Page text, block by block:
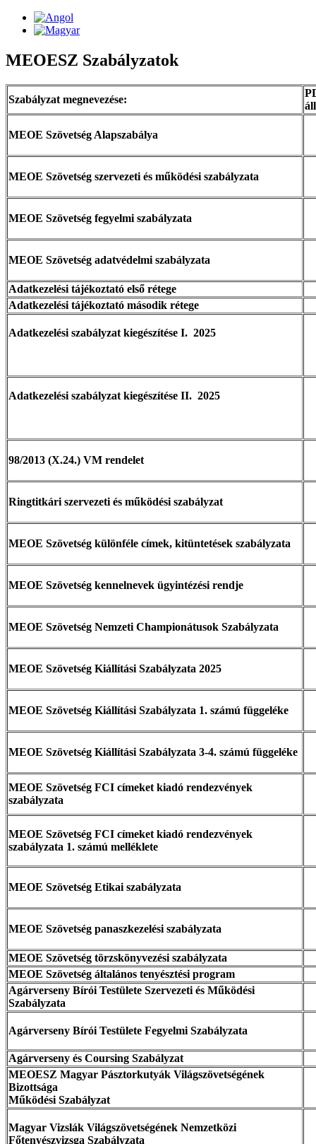
MEOESZ Szabályzatok
Szabályzat megnevezése:
MEOE Szövetség Alapszabálya
MEOE Szövetség szervezeti és működési szabályzata
MEOE Szövetség fegyelmi szabályzata
MEOE Szövetség adatvédelmi szabályzata
Adatkezelési tájékoztató első rétege
Adatkezelési tájékoztató második rétege
Adatkezelési szabályzat kiegészítése I. 2025
Adatkezelési szabályzat kiegészítése II. 2025
98/2013 (X.24.) VM rendelet
Ringtitkári szervezeti és működési szabályzat
MEOE Szövetség különféle címek, kitüntetések szabályzata
MEOE Szövetség kennelnevek ügyintézési rendje
MEOE Szövetség Nemzeti Championátusok Szabályzata
MEOE Szövetség Kiállítási Szabályzata 2025
MEOE Szövetség Kiállítási Szabályzata 1. számú függeléke
MEOE Szövetség Kiállítási Szabályzata 3-4. számú függeléke
MEOE Szövetség FCI címeket kiadó rendezvények
szabályzata
MEOE Szövetség FCI címeket kiadó rendezvények
szabályzata 1. számú melléklete
MEOE Szövetség Etikai szabályzata
MEOE Szövetség panaszkezelési szabályzata
MEOE Szövetség törzskönyvezési szabályzata
MEOE Szövetség általános tenyésztési program
Agárverseny Bírói Testülete Szervezeti és Működési
Szabályzata
Agárverseny Bírói Testülete Fegyelmi Szabályzata
Agárverseny és Coursing Szabályzat
MEOESZ Magyar Pásztorkutyák Világszövetségének
Bizottsága
Működési Szabályzat
Magyar Vizslák Világszövetségének Nemzetközi
Főtenyészvizsga Szabályzata